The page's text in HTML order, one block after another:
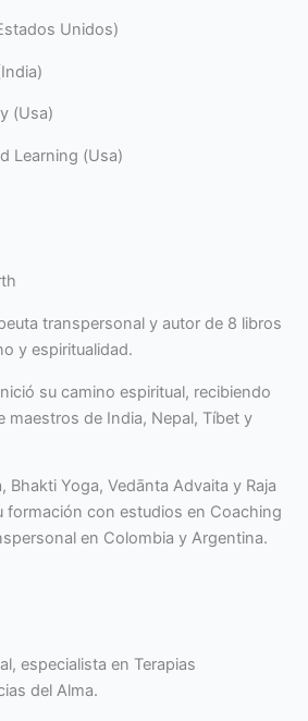
Unidos)
(Usa)
Learning (Usa)
transpersonal y autor de 8 libros
y espiritualidad.
su camino espiritual, recibiendo
maestros de India, Nepal, Tíbet y
Bhakti Yoga, Vedānta Advaita y Raja
formación con estudios en Coaching
en Colombia y Argentina.
especialista en Terapias
del Alma.